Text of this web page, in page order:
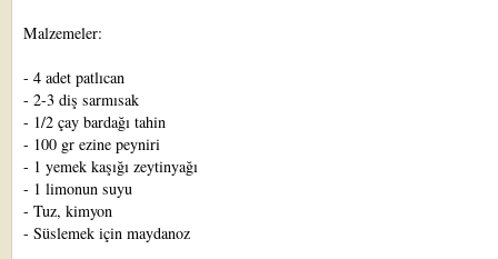
Malzemeler:
- 4 adet patlıcan
- 2-3 diş sarmısak
- 1/2 çay bardağı tahin
- 100 gr ezine peyniri
- 1 yemek kaşığı zeytinyağı
- 1 limonun suyu
- Tuz, kimyon
- Süslemek için maydanoz